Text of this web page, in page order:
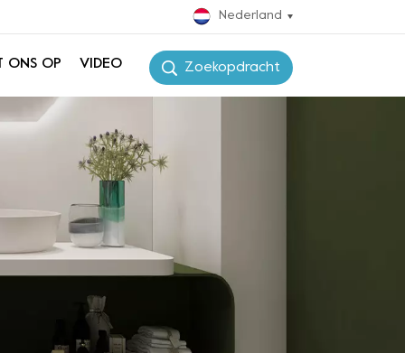
Nederland
Zoekopdracht
ONS OP VIDEO